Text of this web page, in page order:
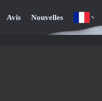
Avis Nouvelles